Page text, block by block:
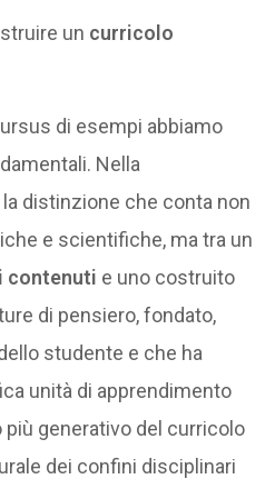
un curricolo
di esempi abbiamo
Nella
distinzione che conta non
e scientifiche, ma tra un
contenuti e uno costruito
di pensiero, fondato,
studente e che ha
unità di apprendimento
più generativo del curricolo
dei confini disciplinari